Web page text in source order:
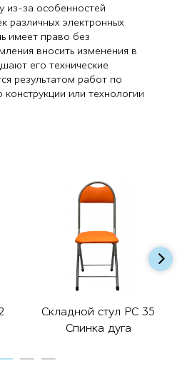
из-за особенностей
различных электронных
имеет право без
вносить изменения в
его технические
результатом работ по
или технологии
Складной стул РС 35
Спинка дуга